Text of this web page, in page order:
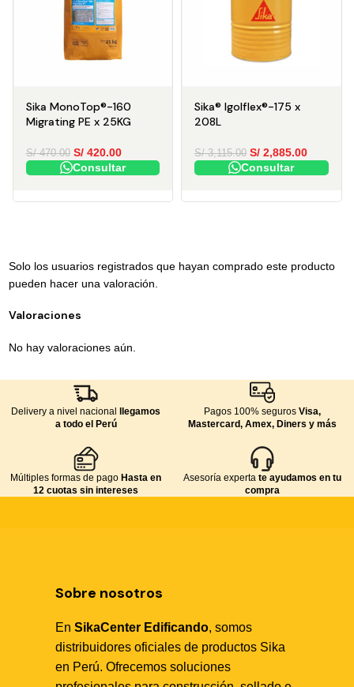
Sika MonoTop®-160
Migrating PE x 25KG
S/470.00 S/420.00
Consultar
Sika® Igolflex®-175 x
208L
S/3,115.00 S/ 2,885.00
Consultar
Valoraciones
No hay valoraciones aún.
Solo los usuarios registrados que hayan comprado este producto
pueden hacer una valoración.
Delivery a nivel nacional llegamos
a todo el Perú
Múltiples formas de pago Hasta en
12 cuotas sin intereses
Pagos 100% seguros Visa,
Mastercard, Amex, Diners y más
Asesoría experta te ayudamos en tu
compra
Sobre nosotros
En SikaCenter Edificando, somos
distribuidores oficiales de productos Sika
en Perú. Ofrecemos soluciones